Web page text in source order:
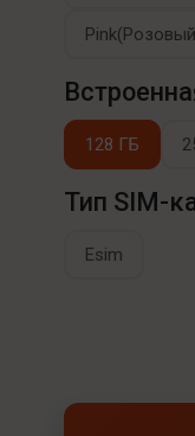
128 ГБ
Тип SIM-
Esim